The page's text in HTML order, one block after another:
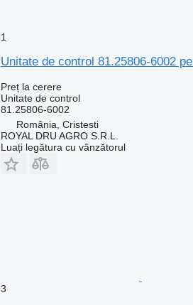
1
Unitate de control 81.25806-6002
Preț la cerere
Unitate de control
81.25806-6002
România, Cristesti
ROYAL DRU AGRO S.R.L.
Luați legătura cu vânzătorul
3